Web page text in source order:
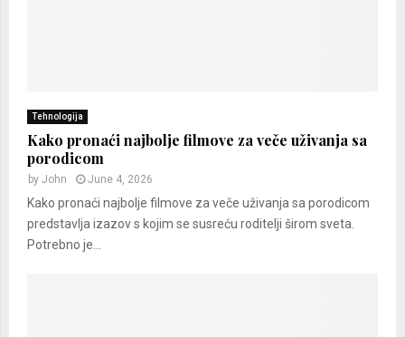
Tehnologija
Kako pronaći najbolje filmove za veče uživanja sa
porodicom
by John June 4, 2026
Kako pronaći najbolje filmove za veče uživanja sa porodicom
predstavlja izazov s kojim se susreću roditelji širom sveta.
Potrebno je...